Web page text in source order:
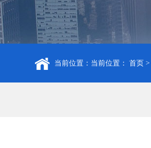
当前位置：当前位置： 首页 >